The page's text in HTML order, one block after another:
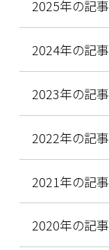
2025年の記事
2024年の記事
2023年の記事
2022年の記事
2021年の記事
2020年の記事